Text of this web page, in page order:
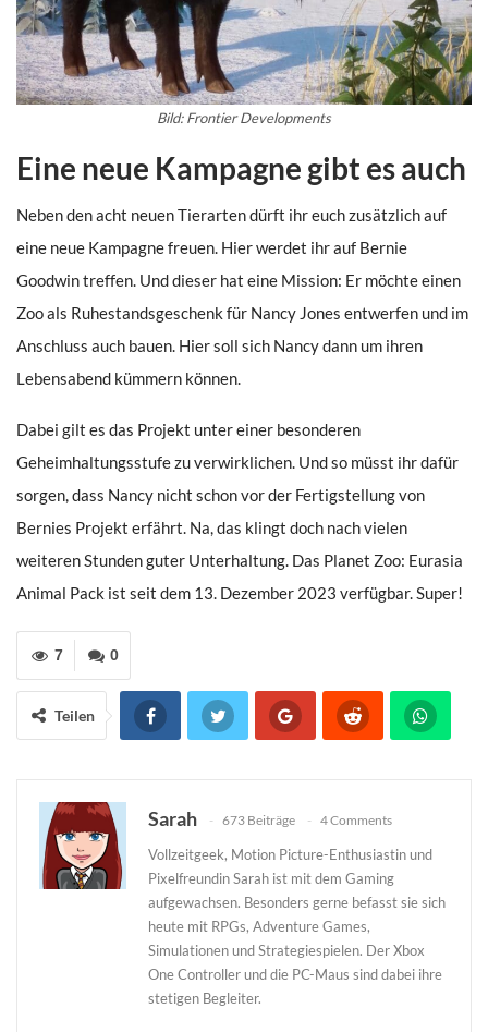
Bild: Frontier Developments
Eine neue Kampagne gibt es auch
Neben den acht neuen Tierarten dürft ihr euch zusätzlich auf
eine neue Kampagne freuen. Hier werdet ihr auf Bernie
Goodwin treffen. Und dieser hat eine Mission: Er möchte einen
Zoo als Ruhestandsgeschenk für Nancy Jones entwerfen und im
Anschluss auch bauen. Hier soll sich Nancy dann um ihren
Lebensabend kümmern können.
Dabei gilt es das Projekt unter einer besonderen
Geheimhaltungsstufe zu verwirklichen. Und so müsst ihr dafür
sorgen, dass Nancy nicht schon vor der Fertigstellung von
Bernies Projekt erfährt. Na, das klingt doch nach vielen
weiteren Stunden guter Unterhaltung. Das Planet Zoo: Eurasia
Animal Pack ist seit dem 13. Dezember 2023 verfügbar. Super!
0
7
Teilen
Sarah 673 Beiträge 4 Comments
Vollzeitgeek, Motion Picture-Enthusiastin und
Pixelfreundin Sarah ist mit dem Gaming
aufgewachsen. Besonders gerne befasst sie sich
heute mit RPGs, Adventure Games,
Simulationen und Strategiespielen. Der Xbox
One Controller und die PC-Maus sind dabei ihre
stetigen Begleiter.